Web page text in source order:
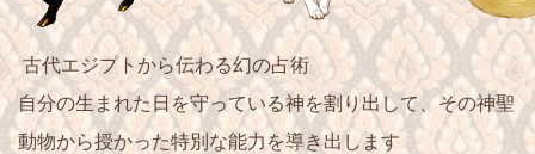
古代エジプトから伝わる幻の占術
自分の生まれた日を守っている神を割り出して、その神聖
動物から授かった特別な能力を導き出します